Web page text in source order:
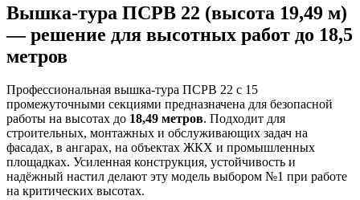
Вышка-тура ПСРВ 22 (высота 19,49 м)
— решение для высотных работ до 18,5
метров
Профессиональная вышка-тура ПСРВ 22 с 15
промежуточными секциями предназначена для безопасной
работы на высотах до 18,49 метров. Подходит для
строительных, монтажных и обслуживающих задач на
фасадах, в ангарах, на объектах ЖКХ и промышленных
площадках. Усиленная конструкция, устойчивость и
надёжный настил делают эту модель выбором №1 при работе
на критических высотах.